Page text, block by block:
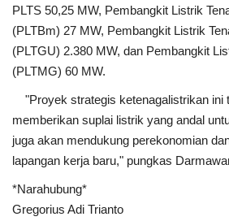
PLTS 50,25 MW, Pembangkit Listrik
(PLTBm) 27 MW, Pembangkit Listrik
(PLTGU) 2.380 MW, dan Pembangkit
(PLTMG) 60 MW.
"Proyek strategis ketenagalistrikan ini
memberikan suplai listrik yang andal
juga akan mendukung perekonomian
lapangan kerja baru," pungkas
*Narahubung*
Gregorius Adi Trianto